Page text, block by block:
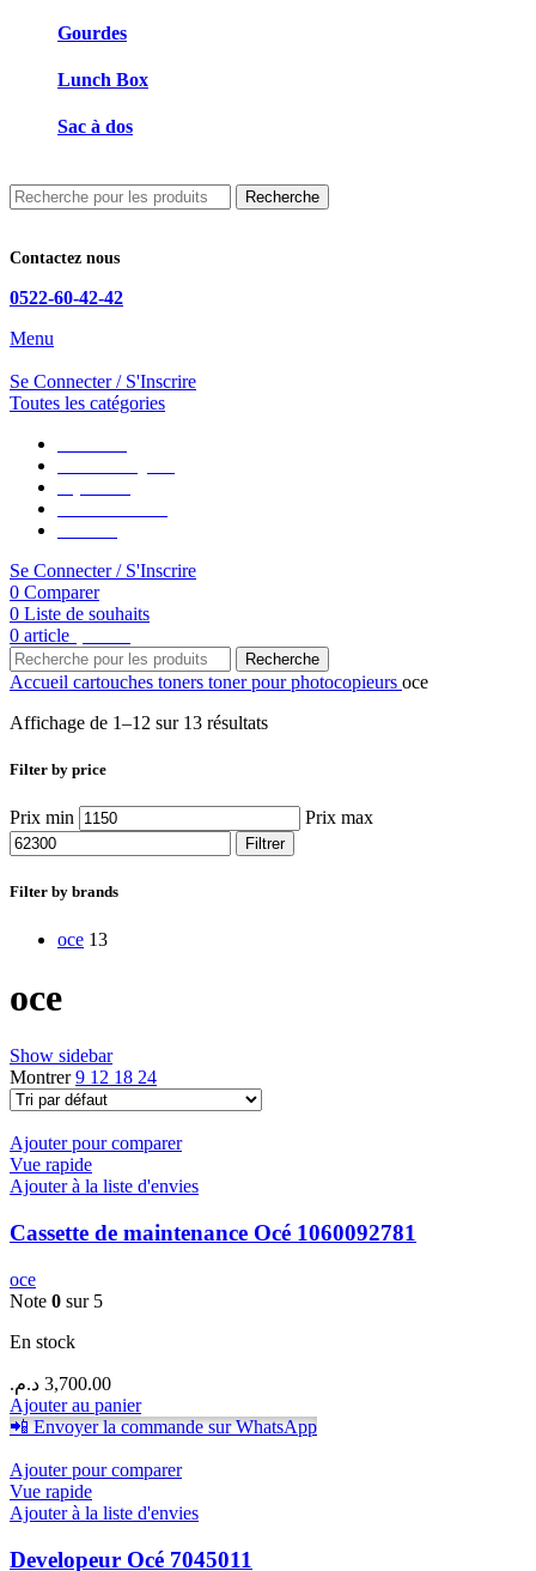
Gourdes
Lunch Box
Sac à dos
Recherche
Contactez nous
0522-60-42-42
Menu
Se Connecter / S'Inscrire
Toutes les catégories
Se Connecter / S'Inscrire
0 Comparer
0 Liste de souhaits
0 article
Recherche
Accueil cartouches toners toner pour photocopieurs oce
Affichage de 1–12 sur 13 résultats
Filter by price
Prix min Prix max
Filtrer
Filter by brands
oce 13
oce
Show sidebar
Montrer9 12 18 24
Ajouter pour comparer
Vue rapide
Ajouter à la liste d'envies
Cassette de maintenance Océ 1060092781
oce
Note 0 sur 5
En stock
3,700.00 د.م.
Ajouter au panier
📲 Envoyer la commande sur WhatsApp
Ajouter pour comparer
Vue rapide
Ajouter à la liste d'envies
Developeur Océ 7045011